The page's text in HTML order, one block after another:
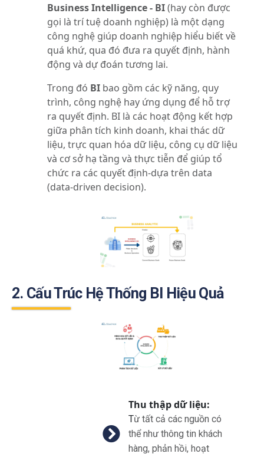
Business Intelligence - BI(hay còn được
gọi là trí tuệ doanh nghiệp) là một dạng
công nghệ giúp doanh nghiệp hiểu biết về
quá khứ, qua đó đưa ra quyết định, hành
động và dự đoán tương lai.
Trong đó BI bao gồm các kỹ năng, quy
trình, công nghệ hay ứng dụng để hỗ trợ
ra quyết định. BI là các hoạt động kết hợp
giữa phân tích kinh doanh, khai thác dữ
liệu, trực quan hóa dữ liệu, công cụ dữ liệu
và cơ sở hạ tầng và thực tiễn để giúp tổ
chức ra các quyết định-dựa trên data
(data-driven decision).
2. Cấu Trúc Hệ Thống BI Hiệu Quả
Thu thập dữ liệu:
Từ tất cả các nguồn có
thể như thông tin khách
hàng, phản hồi, hoạt